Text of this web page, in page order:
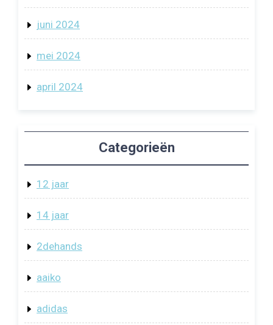
juni 2024
mei 2024
april 2024
Categorieën
12 jaar
14 jaar
2dehands
aaiko
adidas